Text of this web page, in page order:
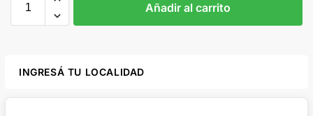
Añadir al carrito
INGRESÁ TU LOCALIDAD